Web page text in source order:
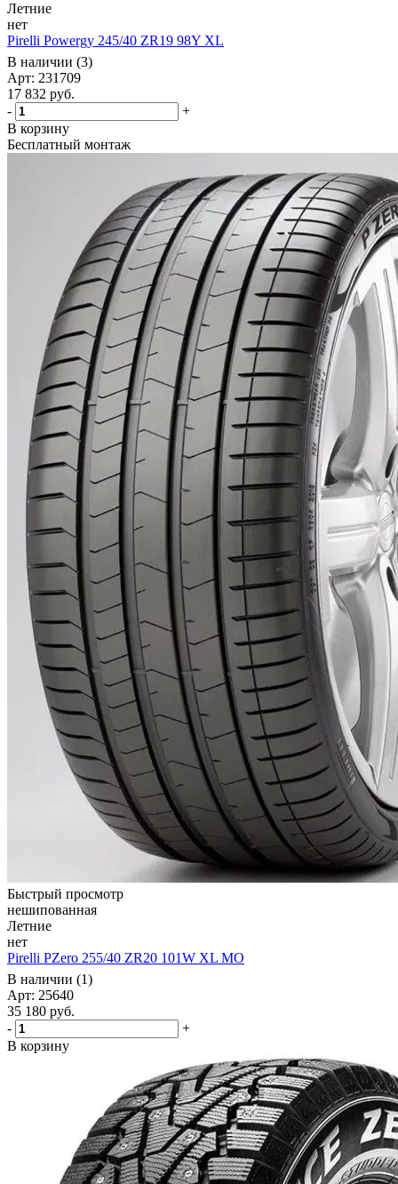
Летние
нет
Pirelli Powergy 245/40 ZR19 98Y XL
В наличии (3)
Арт: 231709
17 832 руб.
-
+
В корзину
Бесплатный монтаж
Быстрый просмотр
нешипованная
Летние
нет
Pirelli PZero 255/40 ZR20 101W XL MO
В наличии (1)
Арт: 25640
35 180 руб.
-
+
В корзину